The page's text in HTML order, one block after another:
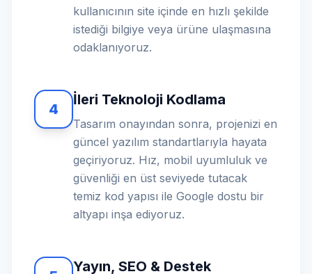
kullanıcının site içinde en hızlı şekilde
istediği bilgiye veya ürüne ulaşmasına
odaklanıyoruz.
4
İleri Teknoloji Kodlama
Tasarım onayından sonra, projenizi en
güncel yazılım standartlarıyla hayata
geçiriyoruz. Hız, mobil uyumluluk ve
güvenliği en üst seviyede tutacak
temiz kod yapısı ile Google dostu bir
altyapı inşa ediyoruz.
Yayın, SEO & Destek